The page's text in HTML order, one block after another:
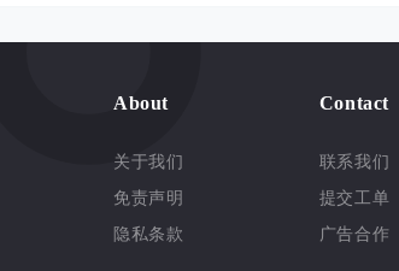
About
关于我们
免责声明
隐私条款
Contact
联系我们
提交工单
广告合作